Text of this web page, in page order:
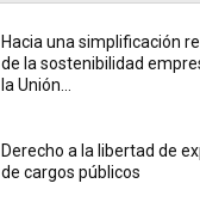
Hacia una simplificación
de la sostenibilidad
la Unión...
Derecho a la libertad de
de cargos públicos